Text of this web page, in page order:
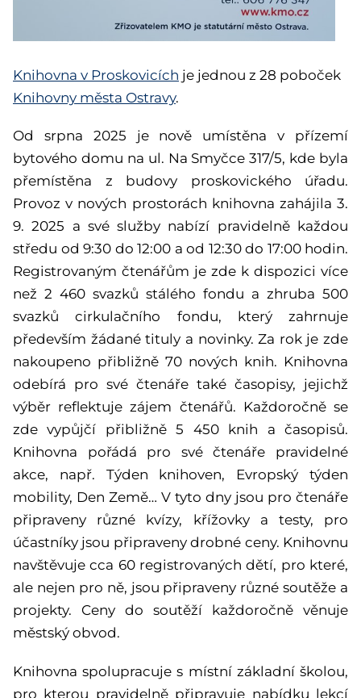
Knihovna v Proskovicích je jednou z 28 poboček
Knihovny města Ostravy.
Od srpna 2025 je nově umístěna v přízemí
bytového domu na ul. Na Smyčce 317/5, kde byla
přemístěna z budovy proskovického úřadu.
Provoz v nových prostorách knihovna zahájila 3.
9. 2025 a své služby nabízí pravidelně každou
středu od 9:30 do 12:00 a od 12:30 do 17:00 hodin.
Registrovaným čtenářům je zde k dispozici více
než 2 460 svazků stálého fondu a zhruba 500
svazků cirkulačního fondu, který zahrnuje
především žádané tituly a novinky. Za rok je zde
nakoupeno přibližně 70 nových knih. Knihovna
odebírá pro své čtenáře také časopisy, jejichž
výběr reflektuje zájem čtenářů. Každoročně se
zde vypůjčí přibližně 5 450 knih a časopisů.
Knihovna pořádá pro své čtenáře pravidelné
akce, např. Týden knihoven, Evropský týden
mobility, Den Země… V tyto dny jsou pro čtenáře
připraveny různé kvízy, křížovky a testy, pro
účastníky jsou připraveny drobné ceny. Knihovnu
navštěvuje cca 60 registrovaných dětí, pro které,
ale nejen pro ně, jsou připraveny různé soutěže a
projekty. Ceny do soutěží každoročně věnuje
městský obvod.
Knihovna spolupracuje s místní základní školou,
pro kterou pravidelně připravuje nabídku lekcí